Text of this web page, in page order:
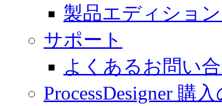
製品エディショ
サポート
よくあるお問い
ProcessDesigner 購